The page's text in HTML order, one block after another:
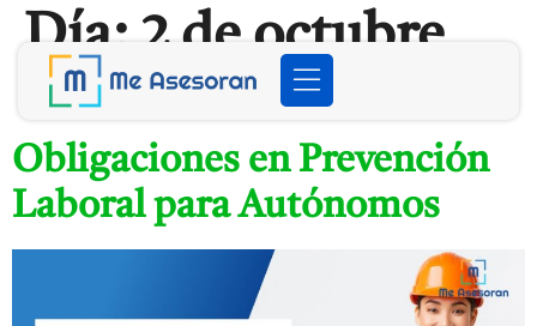
Día: 2 de octubre
de 2023
Obligaciones en Prevención
Laboral para Autónomos